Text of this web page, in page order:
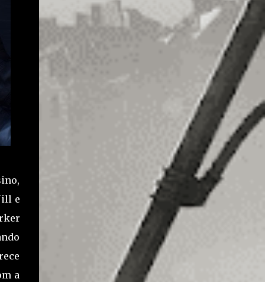
e
a
Kendo acaba sendo morta pelo pai após
Leon e Ada passarem pela Loja de Armas.
Depois, Kendo estaria prestes a se matar,
mas acaba recebendo uma ligação de um
amigo para um resgate. O trajeto de Kendo é
ocorre a batalha contra William Birkin em
sua segunda mutação que deve-se ativar um